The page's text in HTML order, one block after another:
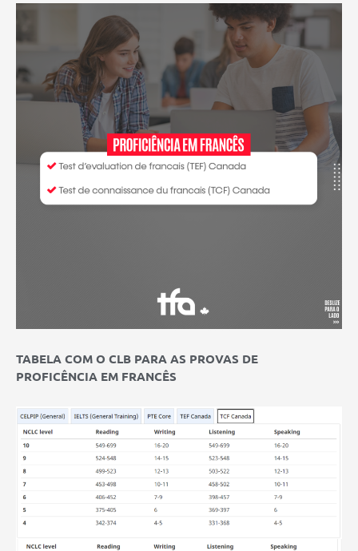
TABELA COM O CLB PARA AS PROVAS DE
PROFICÊNCIA EM FRANCÊS